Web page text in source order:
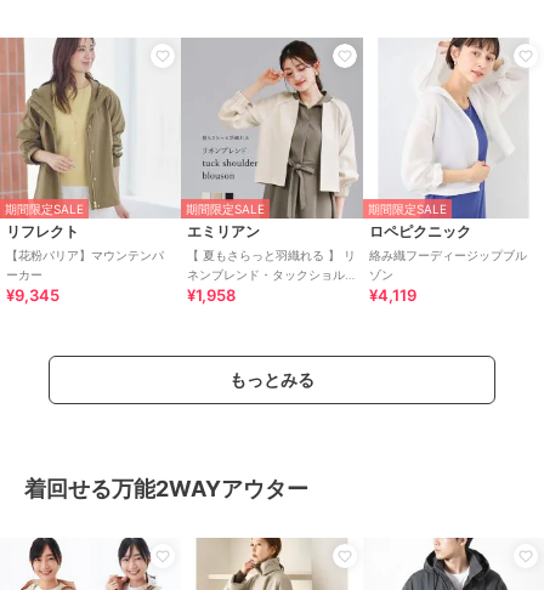
期間限定SALE
リフレクト
【花粉バリア】マウンテンパ
ーカー
¥9,345
期間限定SALE
エミリアン
【 夏もさらっと羽織れる 】 リ
ネンブレンド・タックショル
ダーブルゾン
¥1,958
期間限定SALE
ロペピクニック
絡み織フーディージップブル
ゾン
¥4,119
もっとみる
着回せる万能2WAYアウター